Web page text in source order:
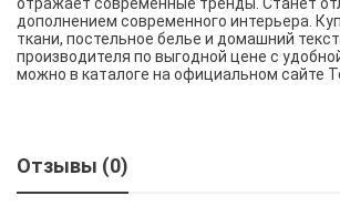
дополнением современного интерьера.
ткани, постельное белье и домашний
производителя по выгодной цене с
можно в каталоге на официальном сайте
Отзывы (0)